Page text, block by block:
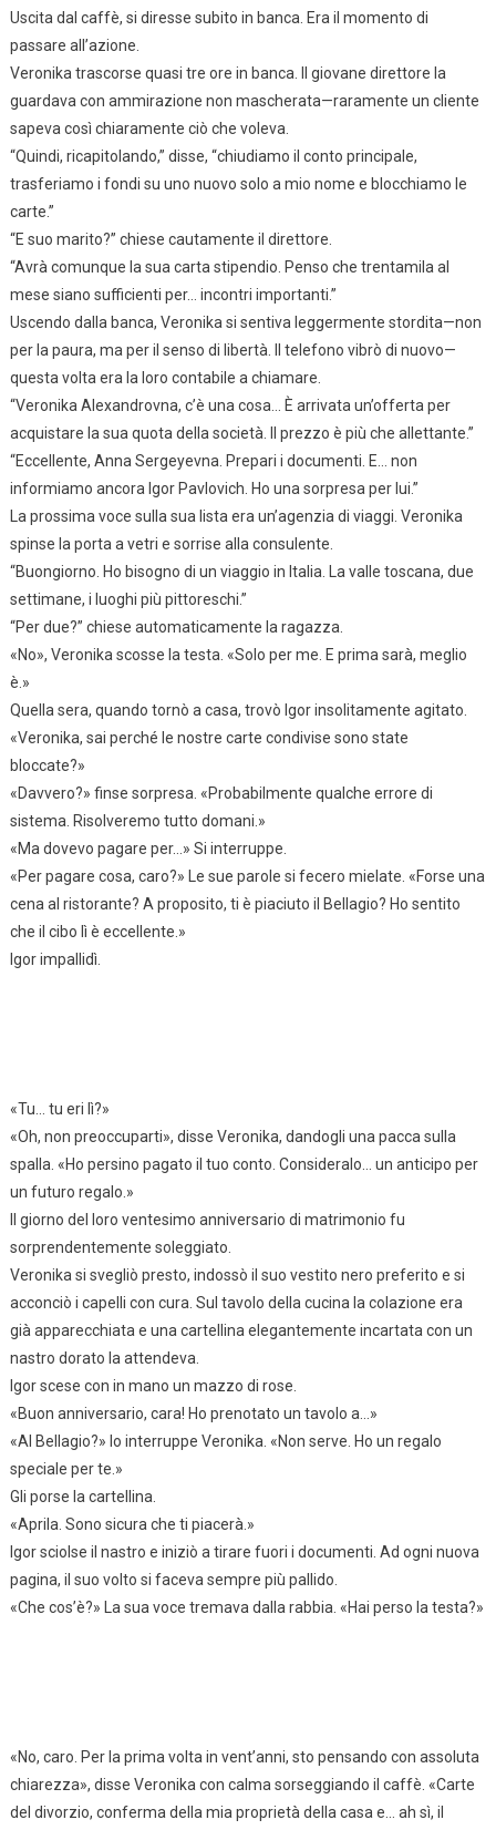
Uscita dal caffè, si diresse subito in banca. Era il momento di
passare all’azione.
Veronika trascorse quasi tre ore in banca. Il giovane direttore la
guardava con ammirazione non mascherata—raramente un cliente
sapeva così chiaramente ciò che voleva.
“Quindi, ricapitolando,” disse, “chiudiamo il conto principale,
trasferiamo i fondi su uno nuovo solo a mio nome e blocchiamo le
carte.”
“E suo marito?” chiese cautamente il direttore.
“Avrà comunque la sua carta stipendio. Penso che trentamila al
mese siano sufficienti per… incontri importanti.”
Uscendo dalla banca, Veronika si sentiva leggermente stordita—non
per la paura, ma per il senso di libertà. Il telefono vibrò di nuovo—
questa volta era la loro contabile a chiamare.
“Veronika Alexandrovna, c’è una cosa… È arrivata un’offerta per
acquistare la sua quota della società. Il prezzo è più che allettante.”
“Eccellente, Anna Sergeyevna. Prepari i documenti. E… non
informiamo ancora Igor Pavlovich. Ho una sorpresa per lui.”
La prossima voce sulla sua lista era un’agenzia di viaggi. Veronika
spinse la porta a vetri e sorrise alla consulente.
“Buongiorno. Ho bisogno di un viaggio in Italia. La valle toscana, due
settimane, i luoghi più pittoreschi.”
“Per due?” chiese automaticamente la ragazza.
«No», Veronika scosse la testa. «Solo per me. E prima sarà, meglio
è.»
Quella sera, quando tornò a casa, trovò Igor insolitamente agitato.
«Veronika, sai perché le nostre carte condivise sono state
bloccate?»
«Davvero?» finse sorpresa. «Probabilmente qualche errore di
sistema. Risolveremo tutto domani.»
«Ma dovevo pagare per…» Si interruppe.
«Per pagare cosa, caro?» Le sue parole si fecero mielate. «Forse una
cena al ristorante? A proposito, ti è piaciuto il Bellagio? Ho sentito
che il cibo lì è eccellente.»
Igor impallidì.
«Tu… tu eri lì?»
«Oh, non preoccuparti», disse Veronika, dandogli una pacca sulla
spalla. «Ho persino pagato il tuo conto. Consideralo… un anticipo per
un futuro regalo.»
Il giorno del loro ventesimo anniversario di matrimonio fu
sorprendentemente soleggiato.
Veronika si svegliò presto, indossò il suo vestito nero preferito e si
acconciò i capelli con cura. Sul tavolo della cucina la colazione era
già apparecchiata e una cartellina elegantemente incartata con un
nastro dorato la attendeva.
Igor scese con in mano un mazzo di rose.
«Buon anniversario, cara! Ho prenotato un tavolo a…»
«Al Bellagio?» lo interruppe Veronika. «Non serve. Ho un regalo
speciale per te.»
Gli porse la cartellina.
«Aprila. Sono sicura che ti piacerà.»
Igor sciolse il nastro e iniziò a tirare fuori i documenti. Ad ogni nuova
pagina, il suo volto si faceva sempre più pallido.
«Che cos’è?» La sua voce tremava dalla rabbia. «Hai perso la testa?»
«No, caro. Per la prima volta in vent’anni, sto pensando con assoluta
chiarezza», disse Veronika con calma sorseggiando il caffè. «Carte
del divorzio, conferma della mia proprietà della casa e… ah sì, il